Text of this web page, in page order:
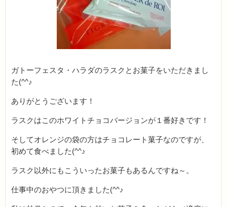
ガトーフェスタ・ハラダのラスクとお菓子をいただきまし
た(^^♪
ありがとうございます！
ラスクはこのホワイトチョコバージョンが１番好きです！
そしてオレンジの袋の方はチョコレート菓子なのですが、
初めて食べました(^^♪
ラスク以外にもこういったお菓子もあるんですね～。
仕事中のおやつに頂きました(^^♪